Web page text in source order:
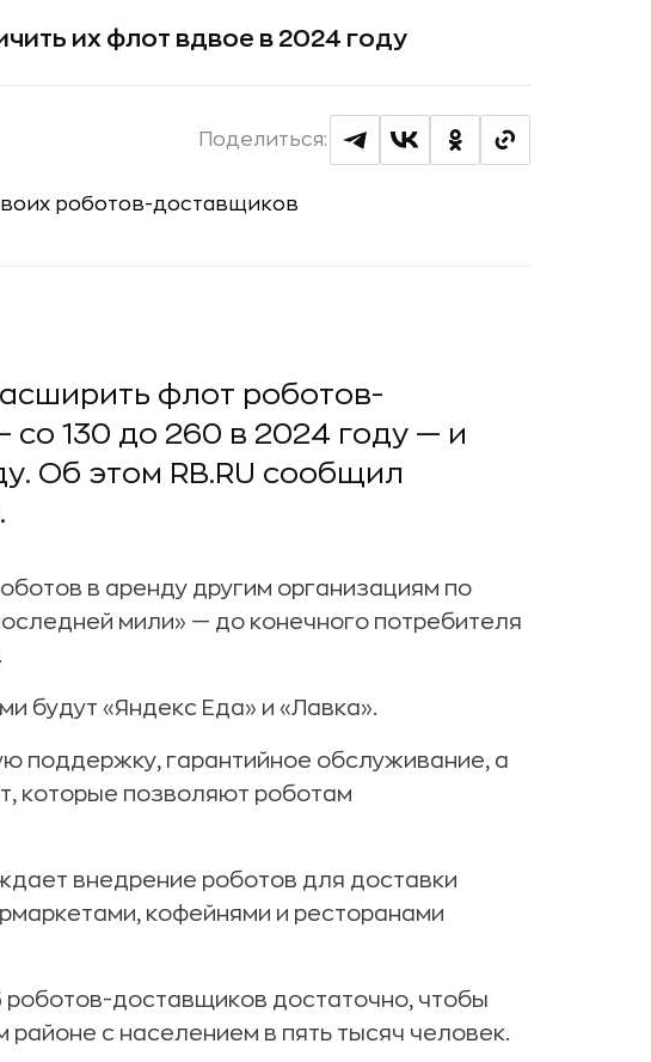
их флот вдвое в 2024 году
Поделиться:
флот роботов-
130 до 260 в 2024 году — и
Об этом RB.RU сообщил
в аренду другим организациям по
мили» — до конечного потребителя
будут «Яндекс Еда» и «Лавка».
поддержку, гарантийное обслуживание, а
которые позволяют роботам
внедрение роботов для доставки
кофейнями и ресторанами
роботов-доставщиков достаточно, чтобы
с населением в пять тысяч человек.